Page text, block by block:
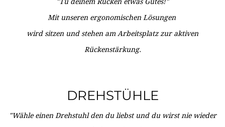
Mit unseren ergonomischen Lösungen
wird sitzen und stehen am Arbeitsplatz zur aktiven
Rückenstärkung.
DREHSTÜHLE
"Wähle einen Drehstuhl den du liebst und du wirst nie wieder